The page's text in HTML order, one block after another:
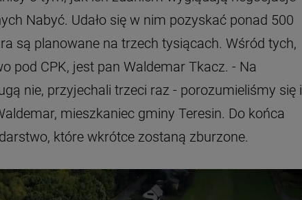
Nabyć. Udało się w nim pozyskać ponad 500
są planowane na trzech tysiącach. Wśród tych,
pod CPK, jest pan Waldemar Tkacz. - Na
nie, przyjechali trzeci raz - porozumieliśmy się i
mieszkaniec gminy Teresin. Do końca
które wkrótce zostaną zburzone.